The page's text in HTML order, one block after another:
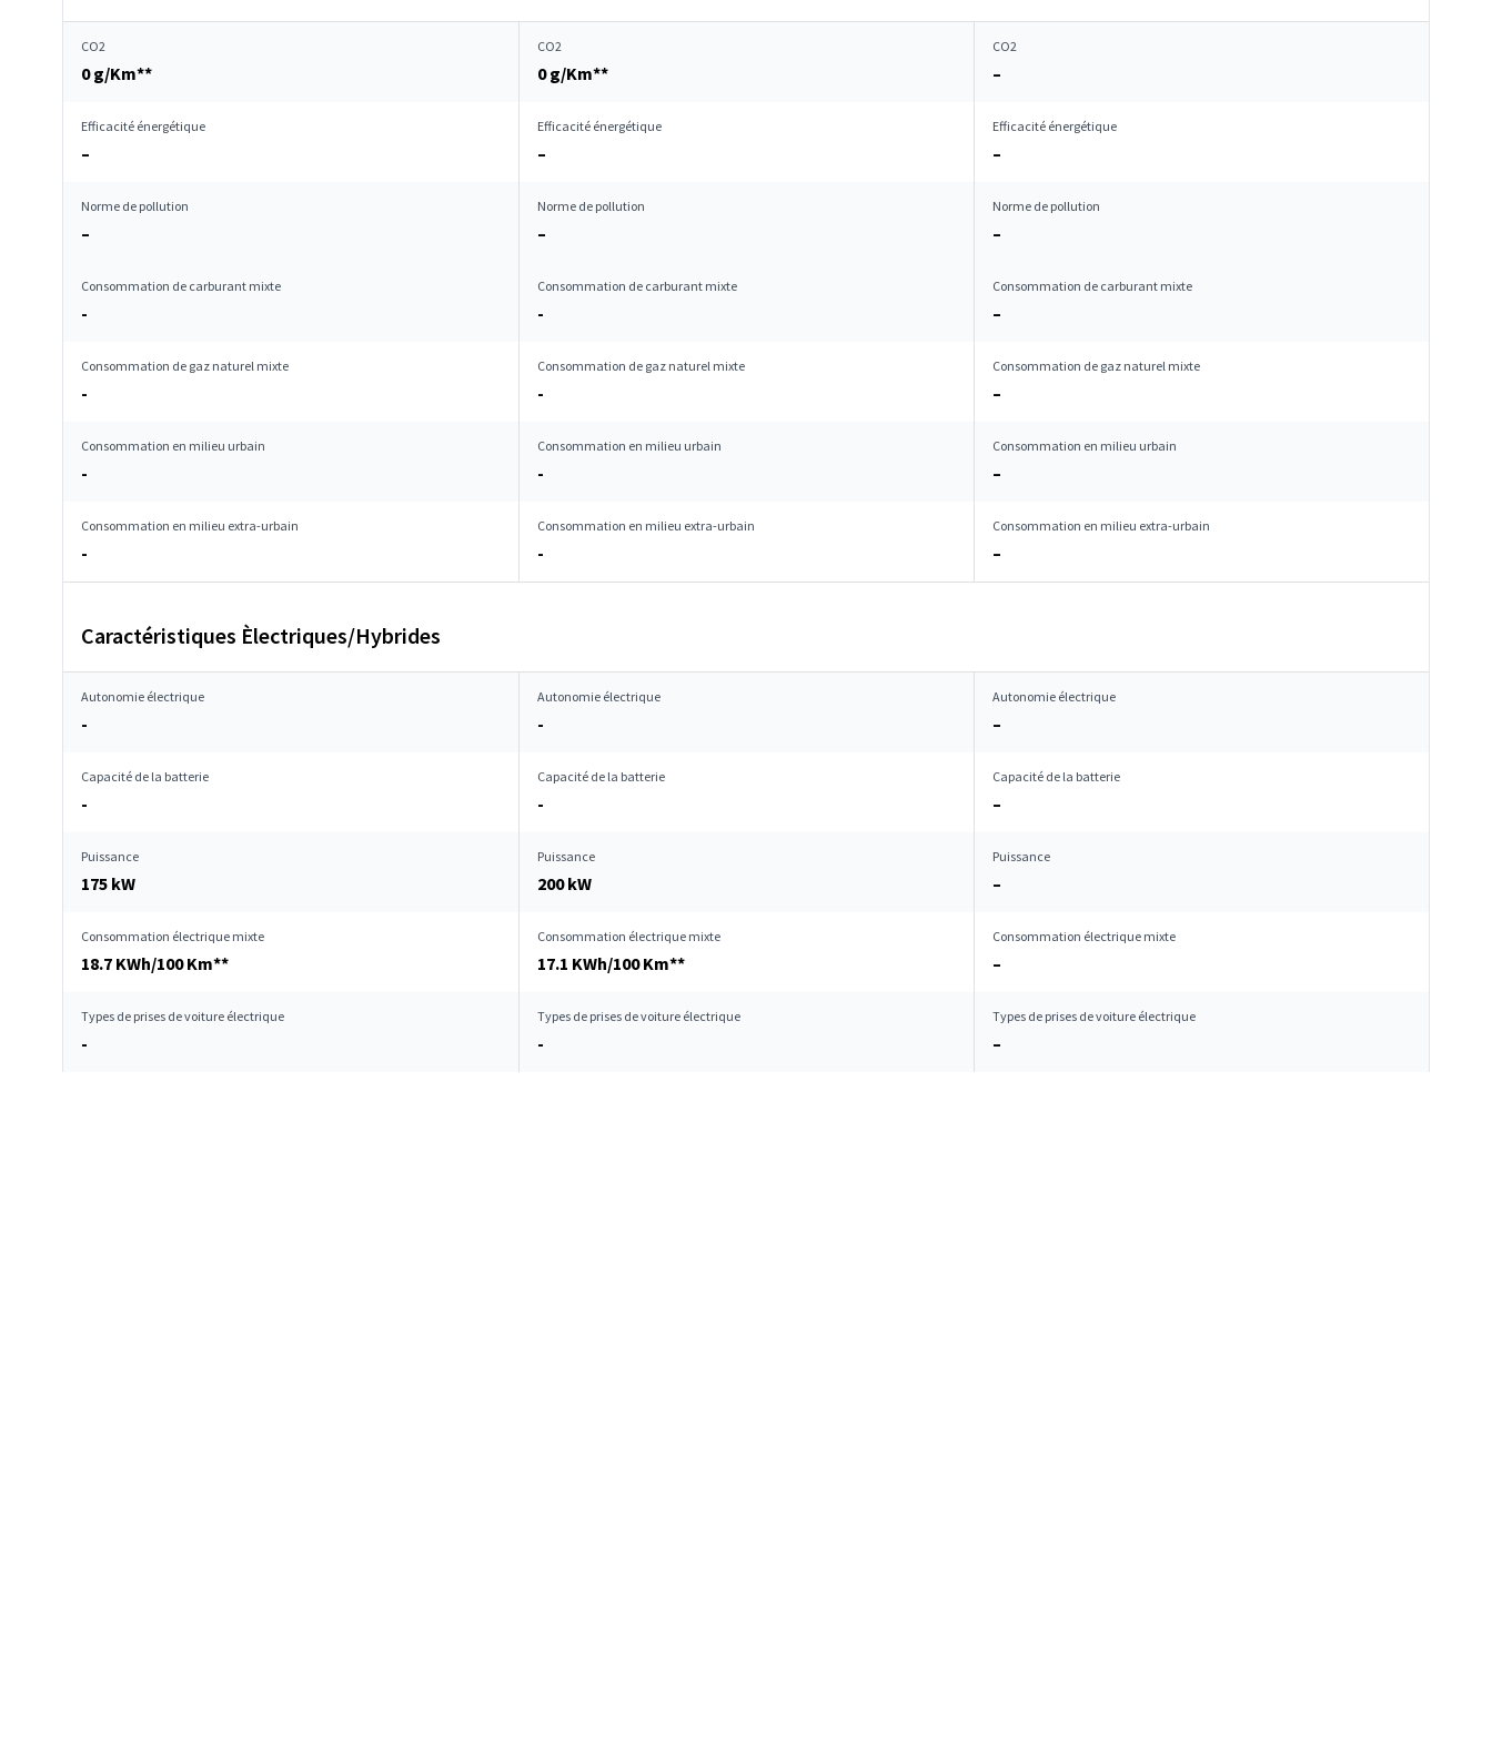
CO2
0 g/Km**
CO2
0 g/Km**
CO2
–
Efficacité énergétique
–
Efficacité énergétique
–
Efficacité énergétique
–
Norme de pollution
–
Norme de pollution
–
Norme de pollution
–
Consommation de carburant mixte
-
Consommation de carburant mixte
-
Consommation de carburant mixte
–
Consommation de gaz naturel mixte
-
Consommation de gaz naturel mixte
-
Consommation de gaz naturel mixte
–
Consommation en milieu urbain
-
Consommation en milieu urbain
-
Consommation en milieu urbain
–
Consommation en milieu extra-urbain
-
Consommation en milieu extra-urbain
-
Consommation en milieu extra-urbain
–
Caractéristiques Èlectriques/Hybrides
Autonomie électrique
-
Autonomie électrique
-
Autonomie électrique
–
Capacité de la batterie
-
Capacité de la batterie
-
Capacité de la batterie
–
Puissance
175 kW
Puissance
200 kW
Puissance
–
Consommation électrique mixte
18.7 KWh/100 Km**
Consommation électrique mixte
17.1 KWh/100 Km**
Consommation électrique mixte
–
Types de prises de voiture électrique
-
Types de prises de voiture électrique
-
Types de prises de voiture électrique
–